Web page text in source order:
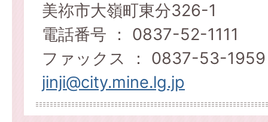
美祢市大嶺町東分326-1
電話番号 ： 0837-52-1111
ファックス ： 0837-53-1959
jinji@city.mine.lg.jp